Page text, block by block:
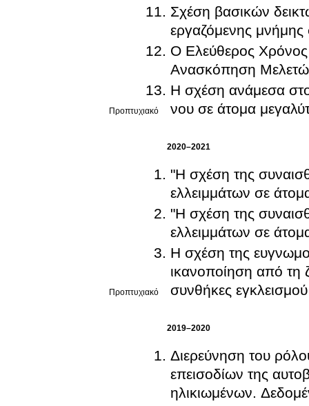
Προπτυχιακό
Σχέση βασικών
εργαζόμενης μνήμης
Ο Ελεύθερος
Ανασκόπηση
Η σχέση ανάμεσα
νου σε άτομα
2020–2021
Προπτυχιακό
"Η σχέση της
ελλειμμάτων σε
"Η σχέση της
ελλειμμάτων σε
Η σχέση της
ικανοποίηση από τη
συνθήκες
2019–2020
Διερεύνηση του
επεισοδίων της
ηλικιωμένων.